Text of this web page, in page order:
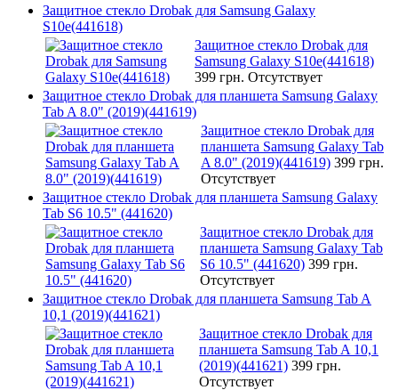
Защитное стекло Drobak для Samsung Galaxy
S10e(441618)
Защитное стекло Drobak для
Samsung Galaxy S10e(441618)
399 грн. Отсутствует
Защитное стекло Drobak для планшета Samsung Galaxy
Tab A 8.0" (2019)(441619)
Защитное стекло Drobak для
планшета Samsung Galaxy Tab
A 8.0" (2019)(441619) 399 грн.
Отсутствует
Защитное стекло Drobak для планшета Samsung Galaxy
Tab S6 10.5" (441620)
Защитное стекло Drobak для
планшета Samsung Galaxy Tab
S6 10.5" (441620) 399 грн.
Отсутствует
Защитное стекло Drobak для планшета Samsung Tab A
10,1 (2019)(441621)
Защитное стекло Drobak для
планшета Samsung Tab A 10,1
(2019)(441621) 399 грн.
Отсутствует